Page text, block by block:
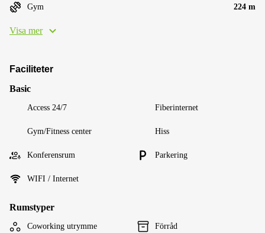
Gym 224 m
Visa mer
Faciliteter
Basic
Access 24/7 Fiberinternet
Gym/Fitness center Hiss
Konferensrum Parkering
WIFI / Internet
Rumstyper
Coworking utrymme Förråd